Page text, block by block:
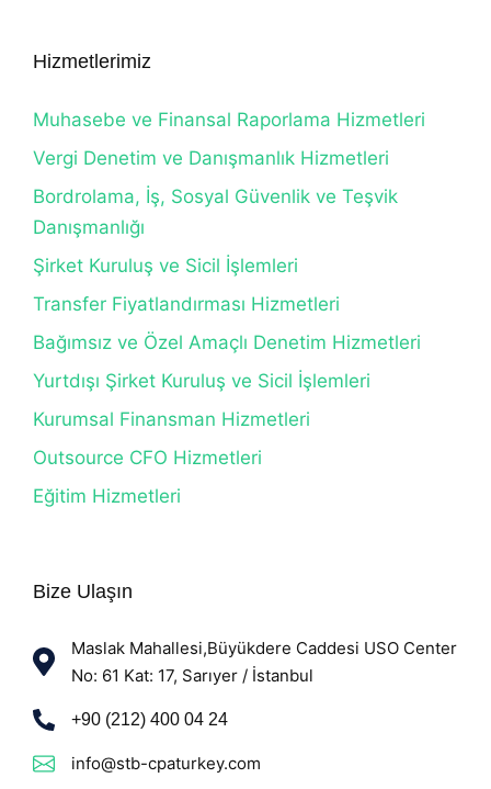
Hizmetlerimiz
Muhasebe ve Finansal Raporlama Hizmetleri
Vergi Denetim ve Danışmanlık Hizmetleri
Bordrolama, İş, Sosyal Güvenlik ve Teşvik
Danışmanlığı
Şirket Kuruluş ve Sicil İşlemleri
Transfer Fiyatlandırması Hizmetleri
Bağımsız ve Özel Amaçlı Denetim Hizmetleri
Yurtdışı Şirket Kuruluş ve Sicil İşlemleri
Kurumsal Finansman Hizmetleri
Outsource CFO Hizmetleri
Eğitim Hizmetleri
Bize Ulaşın
Maslak Mahallesi,Büyükdere Caddesi USO Center
No: 61 Kat: 17, Sarıyer / İstanbul
+90 (212) 400 04 24
info@stb-cpaturkey.com